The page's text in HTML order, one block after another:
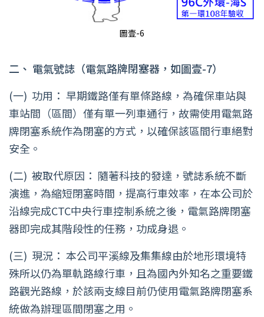
圖壹-6
二、 電氣號誌（電氣路牌閉塞器，如圖壹-7）
(一) 功用： 早期鐵路僅有單條路線，為確保車站與
車站間（區間）僅有單一列車通行，故需使用電氣路
牌閉塞系統作為閉塞的方式，以確保該區間行車絕對
安全。
(二) 被取代原因： 隨著科技的發達，號誌系統不斷
演進，為縮短閉塞時間，提高行車效率，在本公司於
沿線完成CTC中央行車控制系統之後，電氣路牌閉塞
器即完成其階段性的任務，功成身退。
(三) 現況： 本公司平溪線及集集線由於地形環境特
殊所以仍為單軌路線行車，且為國內外知名之重要鐵
路觀光路線，於該兩支線目前仍使用電氣路牌閉塞系
統做為辦理區間閉塞之用。